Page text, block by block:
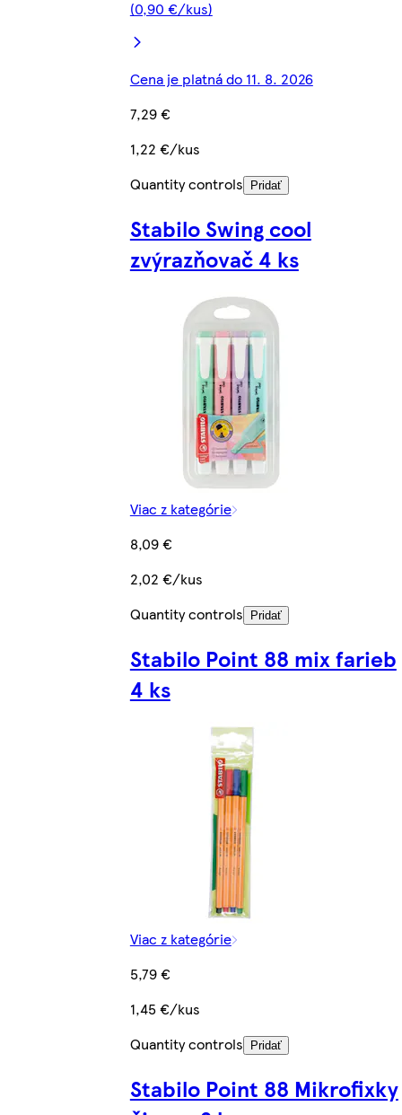
(0,90 €/kus)
Cena je platná do 11. 8. 2026
7,29 €
1,22 €/kus
Quantity controls
Pridať
Stabilo Swing cool
zvýrazňovač 4 ks
Viac z kategórie
8,09 €
2,02 €/kus
Quantity controls
Pridať
Stabilo Point 88 mix farieb
4 ks
Viac z kategórie
5,79 €
1,45 €/kus
Quantity controls
Pridať
Stabilo Point 88 Mikrofixky